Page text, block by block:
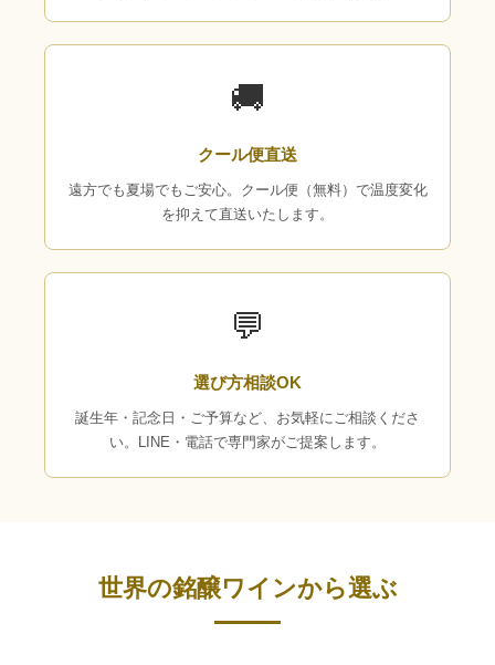
🚚
クール便直送
遠方でも夏場でもご安心。クール便（無料）で温度変化
を抑えて直送いたします。
💬
選び方相談OK
誕生年・記念日・ご予算など、お気軽にご相談くださ
い。LINE・電話で専門家がご提案します。
世界の銘醸ワインから選ぶ